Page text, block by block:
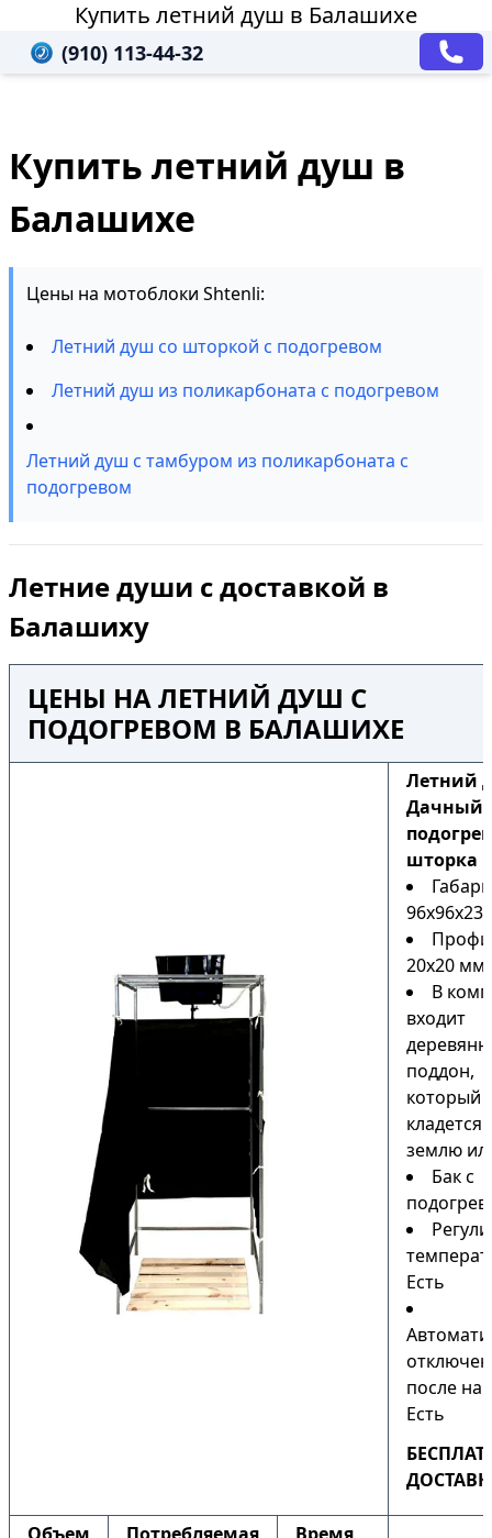
Купить летний душ в Балашихе
(910) 113-44-32
Купить летний душ в
Балашихе
Цены на мотоблоки Shtenli:
Летний душ со шторкой с подогревом
Летний душ из поликарбоната с подогревом
Летний душ с тамбуром из поликарбоната с
подогревом
Летние души с доставкой в
Балашиху
ЦЕНЫ НА ЛЕТНИЙ ДУШ С
ПОДОГРЕВОМ В БАЛАШИХЕ
Летний
Дачный
шторка
20х20 мм
В
входит
поддон,
который
кладется
землю
Бак с
Есть
после
Есть